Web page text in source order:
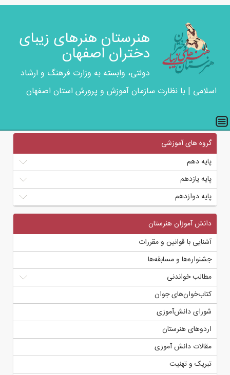
هنرستان هنرهای زیبای
دختران اصفهان
دولتی، وابسته به وزارت فرهنگ و ارشاد
اسلامی | با نظارت سازمان آموزش و پرورش استان اصفهان
گروه های آموزشی
پایه دهم
پایه یازدهم
پایه دوازدهم
دانش آموزان هنرستان
آشنایی با قوانین و مقررات
جشنواره‌ها و مسابقه‌ها
مطالب خواندنی
کتاب‌خوان‌های جوان
شورای دانش‌آموزی
اردوهای هنرستان
مقالات دانش آموزی
تبریک و تهنیت